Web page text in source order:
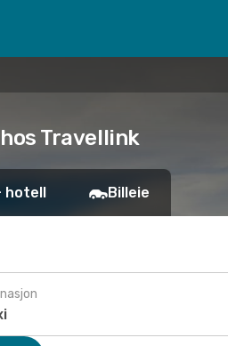
Travellink
hotell Billeie